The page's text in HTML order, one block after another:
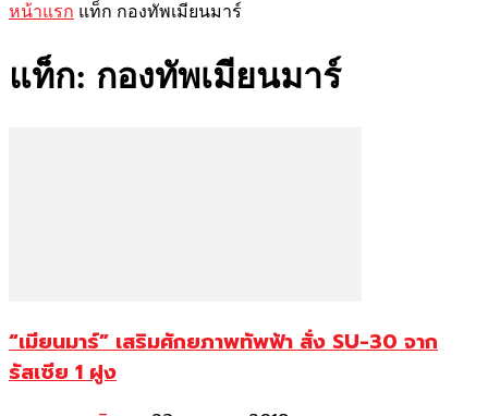
หน้าแรก แท็ก กองทัพเมียนมาร์
แท็ก: กองทัพเมียนมาร์
“เมียนมาร์” เสริมศักยภาพทัพฟ้า สั่ง SU-30 จาก
รัสเซีย 1 ฝูง